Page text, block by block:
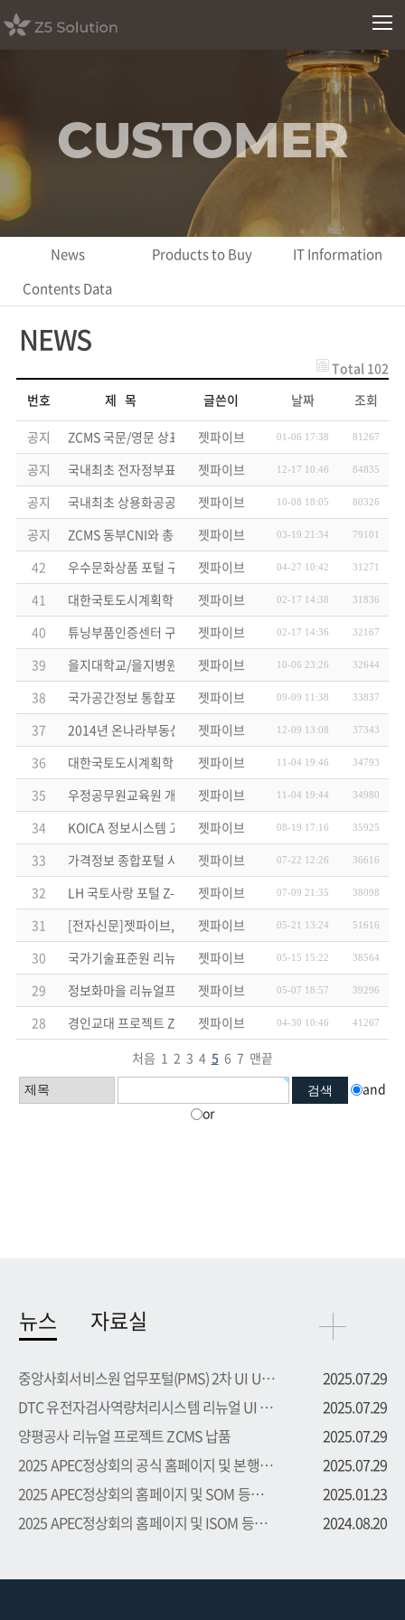
CUSTOMER
News Products to Buy
IT Information
Contents Data
NEWS
Total 102
번호
제 목 글쓴이 날짜 조회
공지 ZCMS 국문/영문 상표출원 완료
젯파이브 01-06 17:38 81267
공지 국내최초 전자정부표준프레임워크 호환성인증 획득!
젯파이브 12-17 10:46 84835
공지 국내최초 상용화공공CMS솔루션 전자정부표준프레임웍 적용
젯파이브 10-08 18:05 80326
공지 ZCMS 동부CNI와 총판 계약 체결
젯파이브 03-19 21:34 79101
42 우수문화상품 포털 구축 프로젝트 ZCMS 납품
젯파이브 04-27 10:42 31271
41 대한국토도시계획학회 2차사업 고도화 프로젝트 수주
젯파이브 02-17 14:38 31836
40 튜닝부품인증센터 구축 프로젝트 ZCMS 납품
젯파이브 02-17 14:36 32167
39 을지대학교/을지병원 사이트 리뉴얼 프로젝트 ZCMS 납품
젯파이브 10-06 23:26 32644
38 국가공간정보 통합포털 구축 프로젝트 ZCMS 납품
젯파이브 09-09 11:38 33837
37 2014년 온나라부동산포털 3.0구축 수주
젯파이브 12-09 13:08 37343
36 대한국토도시계획학회 리뉴얼 프로젝트 수주
젯파이브 11-04 19:46 34793
35 우정공무원교육원 개발용역 수주
젯파이브 11-04 19:44 34980
34 KOICA 정보시스템 고도화 1차 ZCMS 납품 및 용역 수주
젯파이브 08-19 17:16 35925
33 가격정보 종합포털 시스템 구축 프로젝트 ZCMS 미니 납품
젯파이브 07-22 12:26 36616
32 LH 국토사랑 포털 Z-GIS 커뮤니티솔루션 납품
젯파이브 07-09 21:35 38098
31 [전자신문]젯파이브, ZCMS 국내최초 전자정부표준프레임워크
젯파이브 05-21 13:24 51616
30 국가기술표준원 리뉴얼 구축 용역 수주
젯파이브 05-15 15:22 38564
29 정보화마을 리뉴얼프로젝트 ZCMS 모바일플러스 납품
젯파이브 05-07 18:57 39296
28 경인교대 프로젝트 ZCMS 모바일플러스 에듀패키지버전 납품
젯파이브 04-30 10:46 41267
처음 1 2 3 4 5 6 7 맨끝
and
or
뉴스
중앙사회서비스원 업무포털(PMS) 2차 UI UX 부문 용역 수주
2025.07.29
DTC 유전자검사역량처리시스템 리뉴얼 UI UX 부문 용역 수주
2025.07.29
양평공사 리뉴얼 프로젝트 ZCMS 납품
2025.07.29
2025 APEC정상회의 공식 홈페이지 및 본행사 등록시스템 프로...
2025.07.29
2025 APEC정상회의 홈페이지 및 SOM 등록시스템 프로젝트 수주
2025.01.23
2025 APEC정상회의 홈페이지 및 ISOM 등록시스템 프로젝트 수주
2024.08.20
자료실